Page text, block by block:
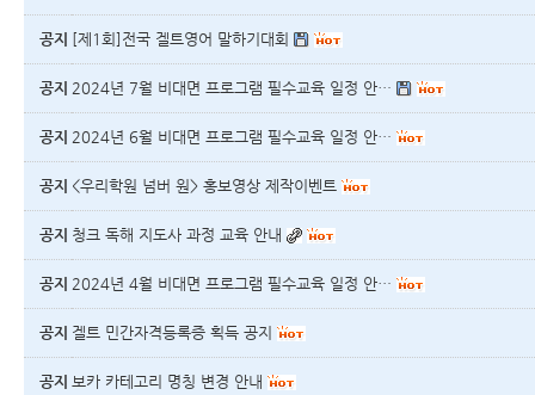
공지 [제1회]전국 겔트영어 말하기대회
공지 2024년 7월 비대면 프로그램 필수교육 일정 안…
공지 2024년 6월 비대면 프로그램 필수교육 일정 안…
공지 <우리학원 넘버 원> 홍보영상 제작이벤트
공지 청크 독해 지도사 과정 교육 안내
공지 2024년 4월 비대면 프로그램 필수교육 일정 안…
공지 겔트 민간자격등록증 획득 공지
공지 보카 카테고리 명칭 변경 안내